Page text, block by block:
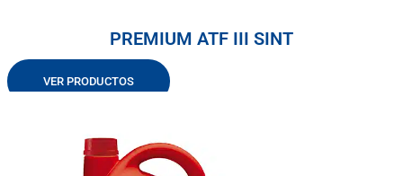
PREMIUM ATF III SINT
VER PRODUCTOS